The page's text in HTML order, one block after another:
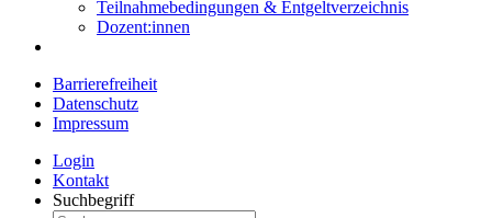
Teilnahmebedingungen & Entgeltverzeichnis
Dozent:innen
Barrierefreiheit
Datenschutz
Impressum
Login
Kontakt
Suchbegriff